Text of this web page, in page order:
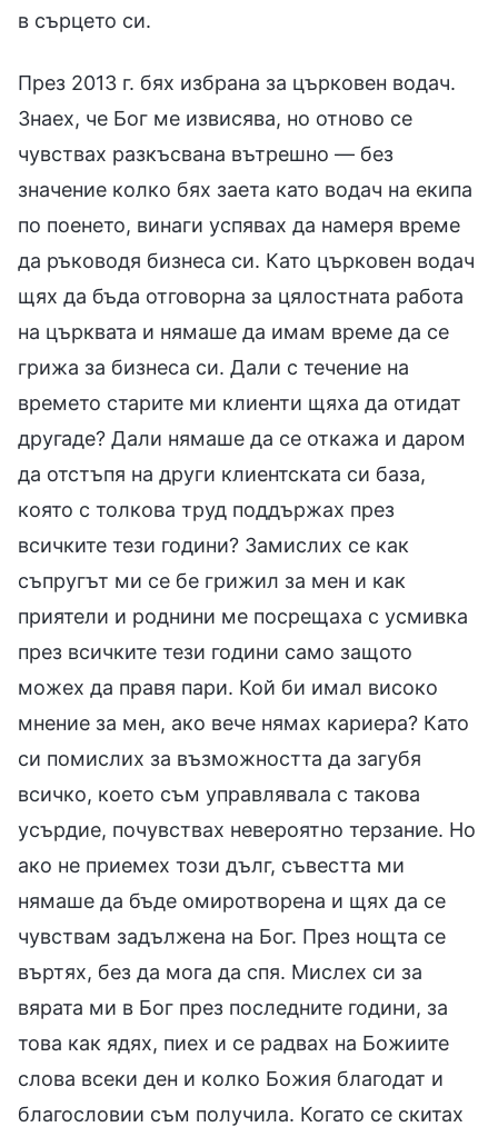
в сърцето си.
През 2013 г. бях избрана за църковен водач.
Знаех, че Бог ме извисява, но отново се
чувствах разкъсвана вътрешно — без
значение колко бях заета като водач на екипа
по поенето, винаги успявах да намеря време
да ръководя бизнеса си. Като църковен водач
щях да бъда отговорна за цялостната работа
на църквата и нямаше да имам време да се
грижа за бизнеса си. Дали с течение на
времето старите ми клиенти щяха да отидат
другаде? Дали нямаше да се откажа и даром
да отстъпя на други клиентската си база,
която с толкова труд поддържах през
всичките тези години? Замислих се как
съпругът ми се бе грижил за мен и как
приятели и роднини ме посрещаха с усмивка
през всичките тези години само защото
можех да правя пари. Кой би имал високо
мнение за мен, ако вече нямах кариера? Като
си помислих за възможността да загубя
всичко, което съм управлявала с такова
усърдие, почувствах невероятно терзание. Но
ако не приемех този дълг, съвестта ми
нямаше да бъде омиротворена и щях да се
чувствам задължена на Бог. През нощта се
въртях, без да мога да спя. Мислех си за
вярата ми в Бог през последните години, за
това как ядях, пиех и се радвах на Божиите
слова всеки ден и колко Божия благодат и
благословии съм получила. Когато се скитах